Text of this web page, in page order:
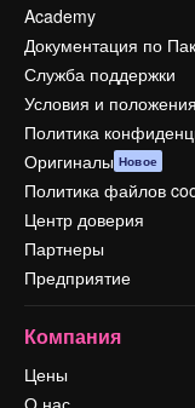
Academy
Документация по
Служба поддержки
Условия и положения
Политика
Оригиналы Новое
Политика файлов
Центр доверия
Партнеры
Предприятие
Компания
Цены